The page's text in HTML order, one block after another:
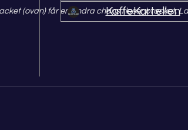
(ovan) får en andra chans i loser bracket.
KaffeKartellen